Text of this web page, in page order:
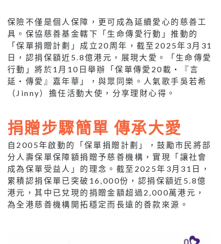
保險不僅是個人保障，更可成為延續愛心的慈善工
具。保協慈善基金轄下「生命傳愛行動」推動的
「保單捐贈計劃」成立20周年，截至2025年3月31
日，認捐保額近5.8億港元，展現大愛。「生命傳愛
行動」將於1月10日舉辦「保單傳愛20載・『言
延・傳愛』嘉年華」，與眾同樂。人氣歌手吳若希
（Jinny）擔任活動大使，分享理財心得。
捐贈步驟簡單 傳承大愛
自2005年啟動的「保單捐贈計劃」，鼓勵市民將部
分人壽保單保障額捐贈予慈善機構，實現「讓社會
成為保單受益人」的理念。截至2025年3月31日，
累積認捐保單已突破16,000份，認捐保額近5.8億
港元，其中已兌現的捐贈金額超過2,000萬港元，
為全港慈善機構開拓穩定而長遠的善款來源。